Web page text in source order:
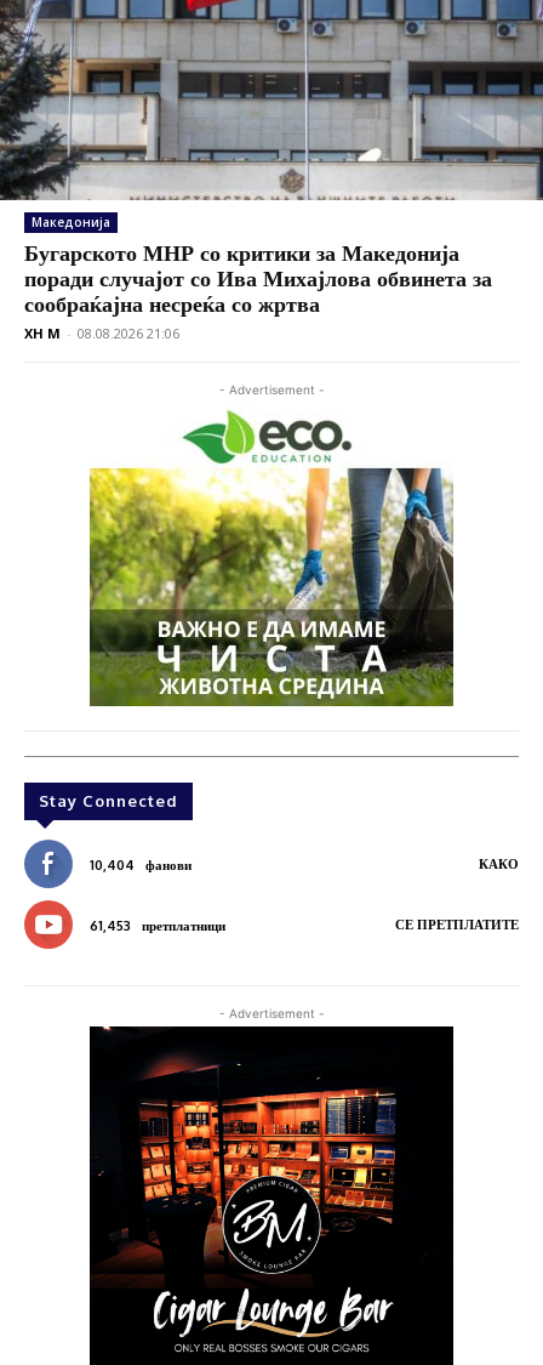
Македонија
Бугарското МНР со критики за Македонија
поради случајот со Ива Михајлова обвинета за
сообраќајна несреќа со жртва
XH M - 08.08.2026 21:06
- Advertisement -
Stay Connected
10,404 фанови КАКО
61,453 претплатници СЕ ПРЕТПЛАТИТЕ
- Advertisement -